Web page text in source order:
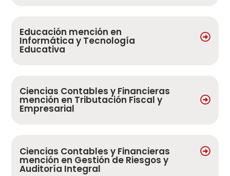
Educación mención en
Informática y Tecnología
Educativa
Ciencias Contables y Financieras
mención en Tributación Fiscal y
Empresarial
Ciencias Contables y Financieras
mención en Gestión de Riesgos y
Auditoría Integral